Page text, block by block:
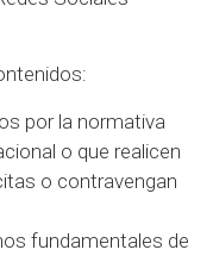
por la normativa
o que realicen
o contravengan
fundamentales de